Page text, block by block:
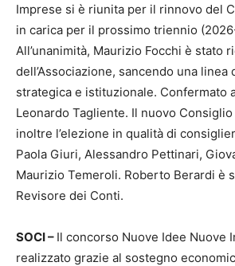
Imprese si è riunita per il rinnovo del
in carica per il prossimo triennio
All’unanimità, Maurizio Focchi è stato
dell’Associazione, sancendo una
strategica e istituzionale. Confermato
Leonardo Tagliente. Il nuovo
inoltre l’elezione in qualità di
Paola Giuri, Alessandro Pettinari,
Maurizio Temeroli. Roberto Berardi è
Revisore dei Conti.
SOCI – Il concorso Nuove Idee Nuove
realizzato grazie al sostegno